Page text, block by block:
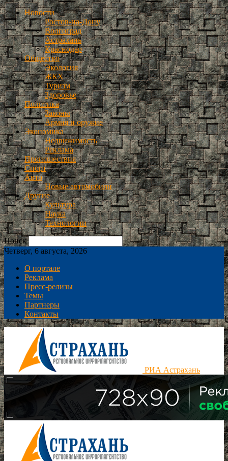
Новости
Ростов-на-Дону
Волгоград
Астрахань
Краснодар
Общество
Экология
ЖКХ
Туризм
Здоровье
Политика
Законы
Армия и оружие
Экономика
Недвижимость
Реклама
Происшествия
Спорт
Авто
Новые автомобили
Другие
Культура
Наука
Технологии
Поиск
Четверг, 6 августа, 2026
О портале
Реклама
Пресс-релизы
Темы
Партнеры
Контакты
РИА Астрахань